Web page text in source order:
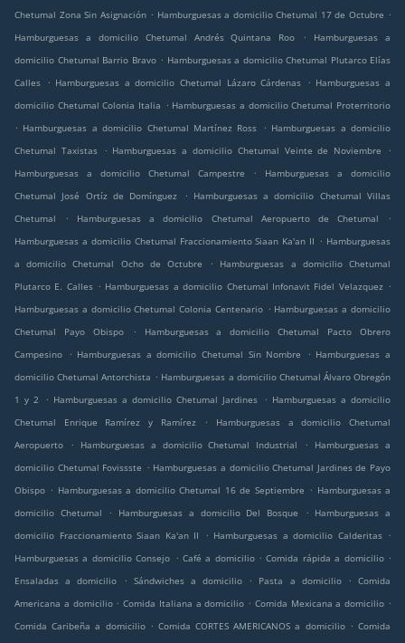
Chetumal Zona Sin Asignación . Hamburguesas a domicilio Chetumal 17 de Octubre .
Hamburguesas a domicilio Chetumal Andrés Quintana Roo
.
Hamburguesas a
domicilio Chetumal Barrio Bravo . Hamburguesas a domicilio Chetumal Plutarco Elías
Calles
. Hamburguesas a domicilio Chetumal Lázaro Cárdenas . Hamburguesas a
domicilio Chetumal Colonia Italia . Hamburguesas a domicilio Chetumal Proterritorio
. Hamburguesas a domicilio Chetumal Martínez Ross . Hamburguesas a domicilio
Chetumal Taxistas
. Hamburguesas a domicilio Chetumal Veinte de Noviembre
.
Hamburguesas a domicilio Chetumal Campestre
.
Hamburguesas a domicilio
Chetumal José Ortíz de Domínguez
. Hamburguesas a domicilio Chetumal Villas
Chetumal
. Hamburguesas a domicilio Chetumal Aeropuerto de Chetumal
.
Hamburguesas a domicilio Chetumal Fraccionamiento Siaan Ka'an II . Hamburguesas
a domicilio Chetumal Ocho de Octubre
.
Hamburguesas a domicilio Chetumal
Plutarco E. Calles . Hamburguesas a domicilio Chetumal Infonavit Fidel Velazquez .
Hamburguesas a domicilio Chetumal Colonia Centenario . Hamburguesas a domicilio
Chetumal Payo Obispo
.
Hamburguesas a domicilio Chetumal Pacto Obrero
Campesino
. Hamburguesas a domicilio Chetumal Sin Nombre . Hamburguesas a
domicilio Chetumal Antorchista . Hamburguesas a domicilio Chetumal Álvaro Obregón
1 y 2
. Hamburguesas a domicilio Chetumal Jardines . Hamburguesas a domicilio
Chetumal Enrique Ramírez y Ramírez
.
Hamburguesas a domicilio Chetumal
Aeropuerto
. Hamburguesas a domicilio Chetumal Industrial .
Hamburguesas a
domicilio Chetumal Fovissste . Hamburguesas a domicilio Chetumal Jardines de Payo
Obispo . Hamburguesas a domicilio Chetumal 16 de Septiembre . Hamburguesas a
domicilio Chetumal
. Hamburguesas a domicilio Del Bosque . Hamburguesas a
domicilio Fraccionamiento Siaan Ka'an II
. Hamburguesas a domicilio Calderitas
.
Hamburguesas a domicilio Consejo . Café a domicilio . Comida rápida a domicilio .
Ensaladas a domicilio
. Sándwiches a domicilio . Pasta a domicilio . Comida
Americana a domicilio . Comida Italiana a domicilio . Comida Mexicana a domicilio .
Comida Caribeña a domicilio . Comida CORTES AMERICANOS a domicilio . Comida